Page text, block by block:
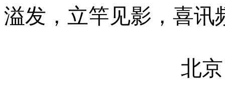
溢发，立竿见影，喜讯
北京